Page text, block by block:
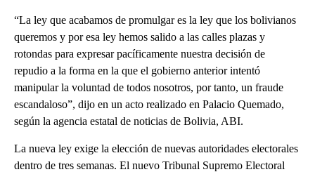
“La ley que acabamos de promulgar es la ley que los bolivianos
queremos y por esa ley hemos salido a las calles plazas y
rotondas para expresar pacíficamente nuestra decisión de
repudio a la forma en la que el gobierno anterior intentó
manipular la voluntad de todos nosotros, por tanto, un fraude
escandaloso”, dijo en un acto realizado en Palacio Quemado,
según la agencia estatal de noticias de Bolivia, ABI.
La nueva ley exige la elección de nuevas autoridades electorales
dentro de tres semanas. El nuevo Tribunal Supremo Electoral